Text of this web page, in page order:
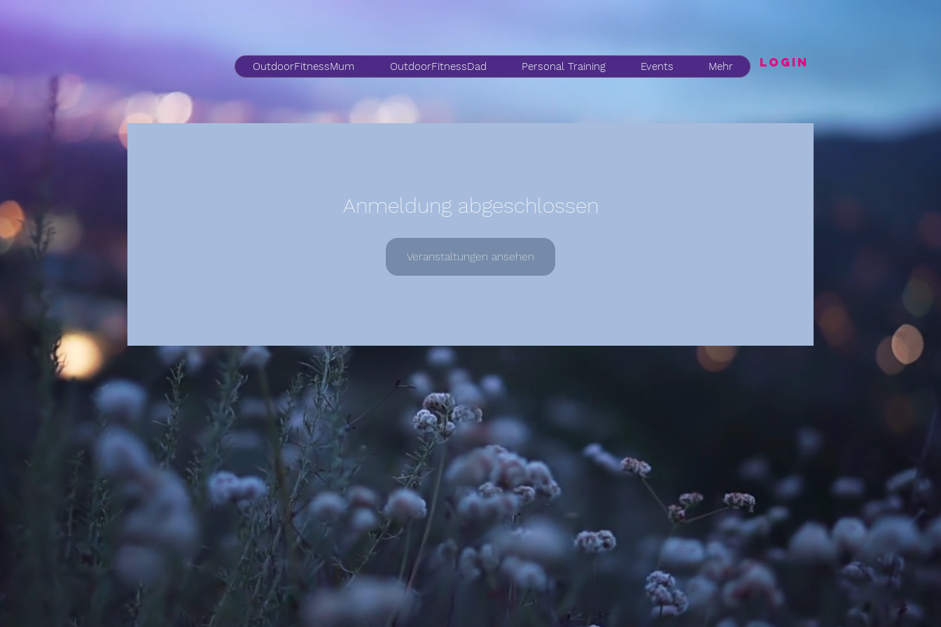
OutdoorFitnessMum OutdoorFitnessDad Personal Training Events Mehr LogIN
Anmeldung abgeschlossen
Veranstaltungen ansehen